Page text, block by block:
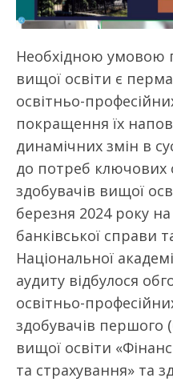
Необхідною умовою
вищої освіти є
освітньо-
покращення їх
динамічних змін в
до потреб ключових
здобувачів вищої
березня 2024 року на
банківської справи
Національної
аудиту відбулося
освітньо-
здобувачів першого
вищої освіти
та страхування» та